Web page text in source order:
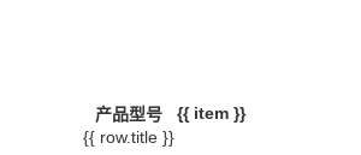
产品型号
{{ item }}
{{ row.title }}